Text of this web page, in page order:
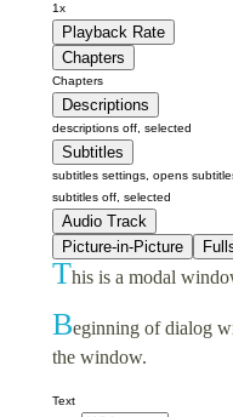
1x
Playback Rate
Chapters
Chapters
Descriptions
descriptions off , selected
Subtitles
subtitles settings , opens
subtitles off , selected
Audio Track
Picture-in-Picture
This is a modal
Beginning of dialog
the window.
Text